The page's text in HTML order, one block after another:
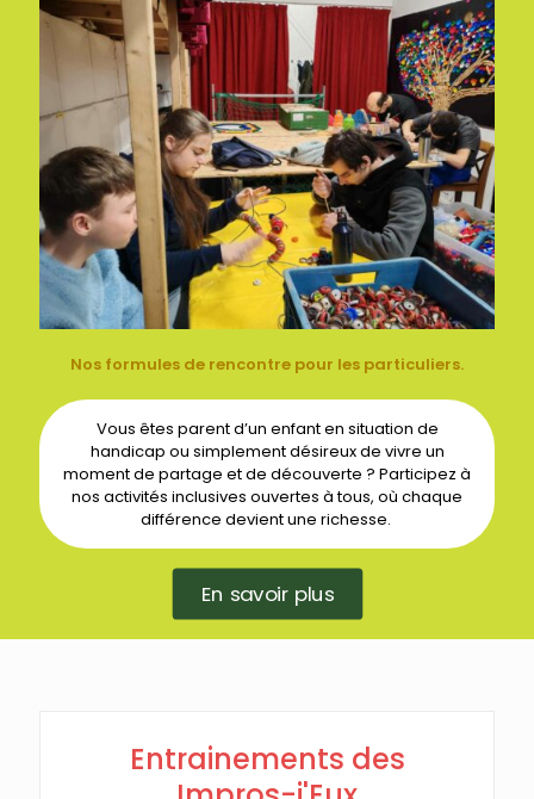
Nos formules de rencontre pour les particuliers.
Vous êtes parent d’un enfant en situation de
handicap ou simplement désireux de vivre un
moment de partage et de découverte ? Participez à
nos activités inclusives ouvertes à tous, où chaque
différence devient une richesse.
En savoir plus
Entrainements des